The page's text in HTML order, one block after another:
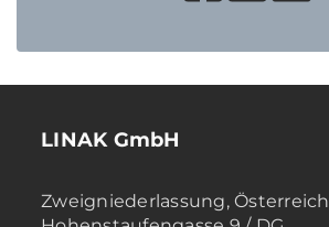
LINAK GmbH
Zweigniederlassung, Österreich